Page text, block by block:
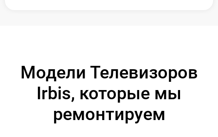
Модели Телевизоров
Irbis, которые мы
ремонтируем